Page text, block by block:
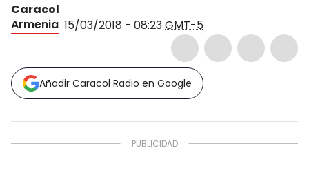
Caracol
Armenia 15/03/2018 - 08:23GMT-5
Añadir Caracol Radio en Google